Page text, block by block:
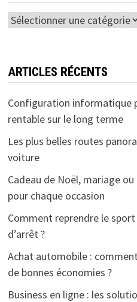
Catégories
ARTICLES RÉCENTS
Configuration informatique
rentable sur le long terme
Les plus belles routes
voiture
Cadeau de Noël, mariage
pour chaque occasion
Comment reprendre le
d’arrêt ?
Achat automobile :
de bonnes économies ?
Business en ligne : les